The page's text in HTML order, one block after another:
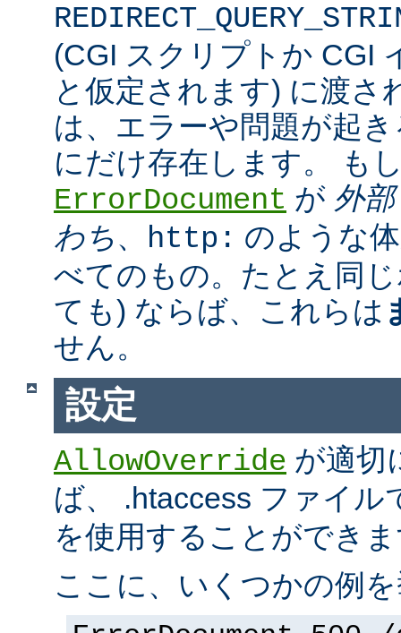
(CGI スクリプトか CGI
と仮定されます) に渡さ
は、エラーや問題が起
にだけ存在します。 も
ErrorDocument が 外部
わち、 http: のような
べてのもの。たとえ同
ても) ならば、これらは
せん。
設定
AllowOverride が適切
ば、 .htaccess ファイル
を使用することができ
ここに、いくつかの例